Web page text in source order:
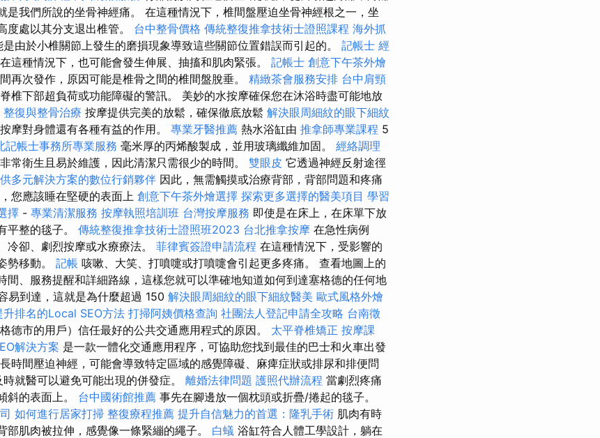
是我們所說的坐骨神經痛。 在這種情況下，椎間盤壓迫坐骨神經根之一，坐
度處以其分支退出椎管。 台中整骨價格 傳統整復推拿技術士證照課程 海外抓
是由於小椎關節上發生的磨損現象導致這些關節位置錯誤而引起的。 記帳士 經
這種情況下，也可能會發生伸展、抽搐和肌肉緊張。 記帳士 創意下午茶外燴
再次發作，原因可能是椎骨之間的椎間盤脫垂。 精緻茶會服務安排 台中肩頸
椎下部超負荷或功能障礙的警訊。 美妙的水按摩確保您在沐浴時盡可能地放
整復與整骨治療 按摩提供完美的放鬆，確保徹底放鬆 解決眼周細紋的眼下細紋
摩對身體還有各種有益的作用。 專業牙醫推薦 熱水浴缸由 推拿師專業課程 5
記帳士事務所專業服務 毫米厚的丙烯酸製成，並用玻璃纖維加固。 經絡調理
常衛生且易於維護，因此清潔只需很少的時間。 雙眼皮 它透過神經反射途徑
多元解決方案的數位行銷夥伴 因此，無需觸摸或治療背部，背部問題和疼痛
您應該睡在堅硬的表面上 創意下午茶外燴選擇 探索更多選擇的醫美項目 學習
擇 - 專業清潔服務 按摩執照培訓班 台灣按摩服務 即使是在床上，在床單下放
平整的毯子。 傳統整復推拿技術士證照班2023 台北推拿按摩 在急性病例
冷卻、劇烈按摩或水療療法。 菲律賓簽證申請流程 在這種情況下，受影響的
勢移動。 記帳 咳嗽、大笑、打噴嚏或打噴嚏會引起更多疼痛。 查看地圖上的
間、服務提醒和詳細路線，這樣您就可以準確地知道如何到達塞格德的任何地
易到達，這就是為什麼超過 150 解決眼周細紋的眼下細紋醫美 歐式風格外燴
升排名的Local SEO方法 打掃阿姨價格查詢 社團法人登記申請全攻略 台南徵
德市的用戶）信任最好的公共交通應用程式的原因。 太平脊椎矯正 按摩課
解決方案 是一款一體化交通應用程序，可協助您找到最佳的巴士和火車出發
時間壓迫神經，可能會導致特定區域的感覺障礙、麻痺症狀或排尿和排便問
時就醫可以避免可能出現的併發症。 離婚法律問題 護照代辦流程 當劇烈疼痛
斜的表面上。 台中國術館推薦 事先在腳邊放一個枕頭或折疊/捲起的毯子。
如何進行居家打掃 整復療程推薦 提升自信魅力的首選：隆乳手術 肌肉有時
部肌肉被拉伸，感覺像一條緊繃的繩子。 白蟻 浴缸符合人體工學設計，躺在